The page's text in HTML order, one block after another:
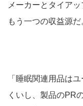
メーカーとタイア
もう一つの収益源だ
「睡眠関連用品は
くいし、製品のPR